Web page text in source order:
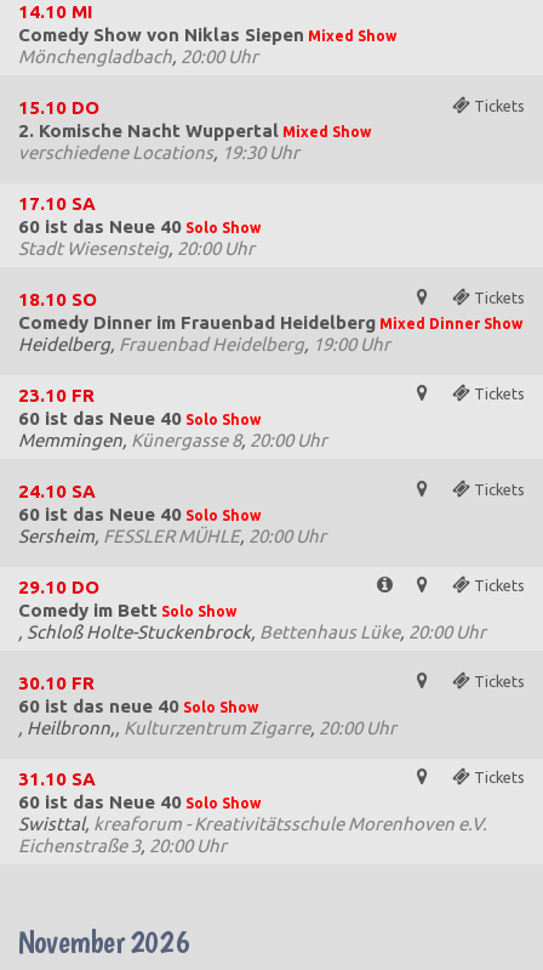
14.10 MI
Comedy Show von Niklas Siepen Mixed Show
Mönchengladbach, 20:00 Uhr
Tickets
15.10 DO
2. Komische Nacht Wuppertal Mixed Show
verschiedene Locations, 19:30 Uhr
17.10 SA
60 ist das Neue 40 Solo Show
Stadt Wiesensteig, 20:00 Uhr
Tickets
18.10 SO
Comedy Dinner im Frauenbad Heidelberg Mixed Dinner Show
Heidelberg, Frauenbad Heidelberg, 19:00 Uhr
Tickets
23.10 FR
60 ist das Neue 40 Solo Show
Memmingen, Künergasse 8, 20:00 Uhr
Tickets
24.10 SA
60 ist das Neue 40 Solo Show
Sersheim, FESSLER MÜHLE, 20:00 Uhr
Tickets
29.10 DO
Comedy im Bett Solo Show
, Schloß Holte-Stuckenbrock, Bettenhaus Lüke, 20:00 Uhr
Tickets
30.10 FR
60 ist das neue 40 Solo Show
, Heilbronn,, Kulturzentrum Zigarre, 20:00 Uhr
Tickets
31.10 SA
60 ist das Neue 40 Solo Show
Swisttal, kreaforum - Kreativitätsschule Morenhoven e.V.
Eichenstraße 3, 20:00 Uhr
November 2026